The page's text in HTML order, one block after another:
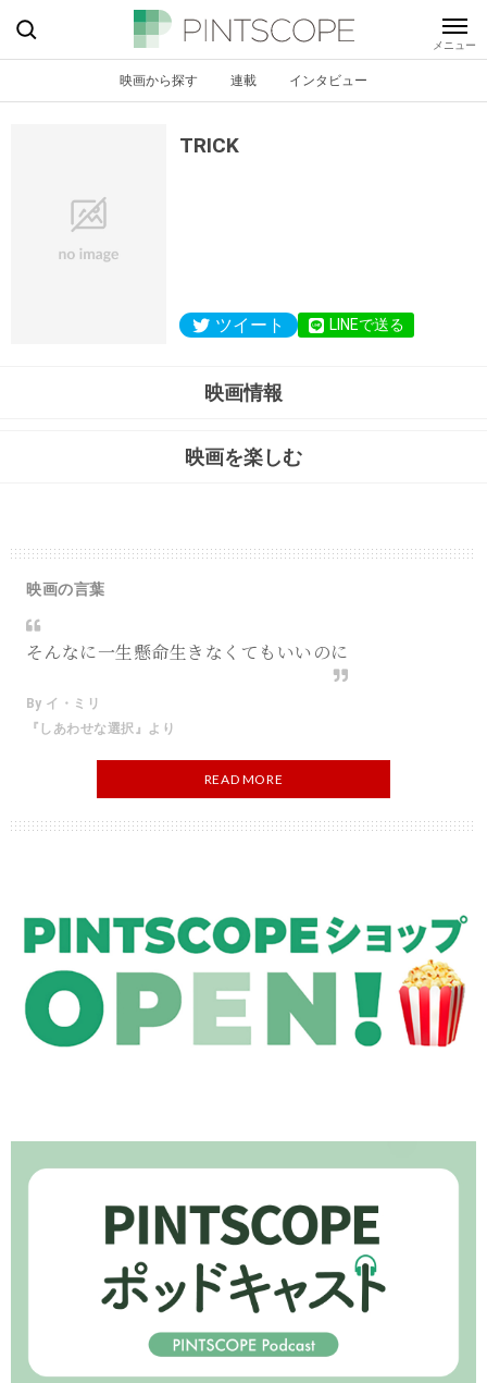
映画から探す 連載 インタビュー
TRICK
ツイート LINEで送る
映画情報
映画を楽しむ
映画の言葉
そんなに一生懸命生きなくてもいいのに
By イ・ミリ
『しあわせな選択』より
READ MORE